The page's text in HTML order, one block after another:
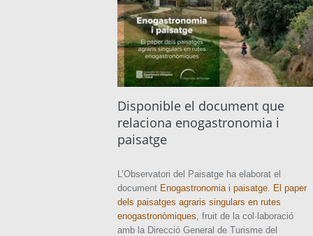
Disponible el document que
relaciona enogastronomia i
paisatge
L’Observatori del Paisatge ha elaborat el
document Enogastronomia i paisatge. El paper
dels paisatges agraris singulars en rutes
enogastronòmiques, fruit de la col·laboració
amb la Direcció General de Turisme del